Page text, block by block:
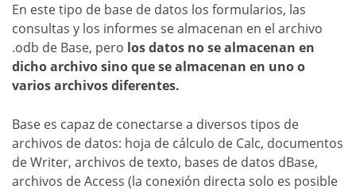
En este tipo de base de datos los formularios, las
consultas y los informes se almacenan en el archivo
.odb de Base, pero los datos no se almacenan en
dicho archivo sino que se almacenan en uno o
varios archivos diferentes.
Base es capaz de conectarse a diversos tipos de
archivos de datos: hoja de cálculo de Calc, documentos
de Writer, archivos de texto, bases de datos dBase,
archivos de Access (la conexión directa solo es posible